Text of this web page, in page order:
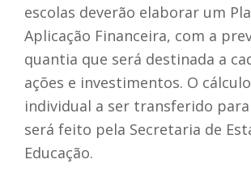
escolas deverão elaborar um
Aplicação Financeira, com a
quantia que será destinada a
ações e investimentos. O
individual a ser transferido para
será feito pela Secretaria de
Educação.